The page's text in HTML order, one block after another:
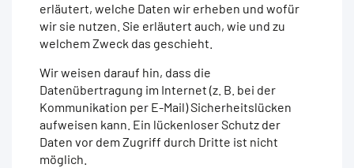
erläutert, welche Daten wir erheben und wofür
wir sie nutzen. Sie erläutert auch, wie und zu
welchem Zweck das geschieht.
Wir weisen darauf hin, dass die
Datenübertragung im Internet (z. B. bei der
Kommunikation per E-Mail) Sicherheitslücken
aufweisen kann. Ein lückenloser Schutz der
Daten vor dem Zugriff durch Dritte ist nicht
möglich.